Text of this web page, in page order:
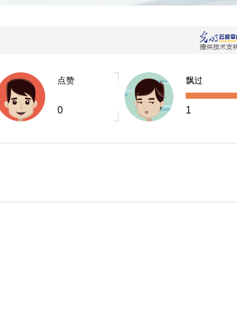
点赞
0
飘过
1